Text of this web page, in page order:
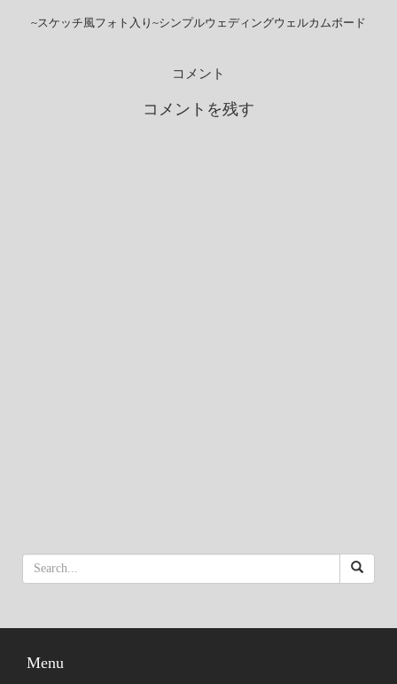
~スケッチ風フォト入り~シンプルウェディングウェルカムボード
コメント
コメントを残す
Menu